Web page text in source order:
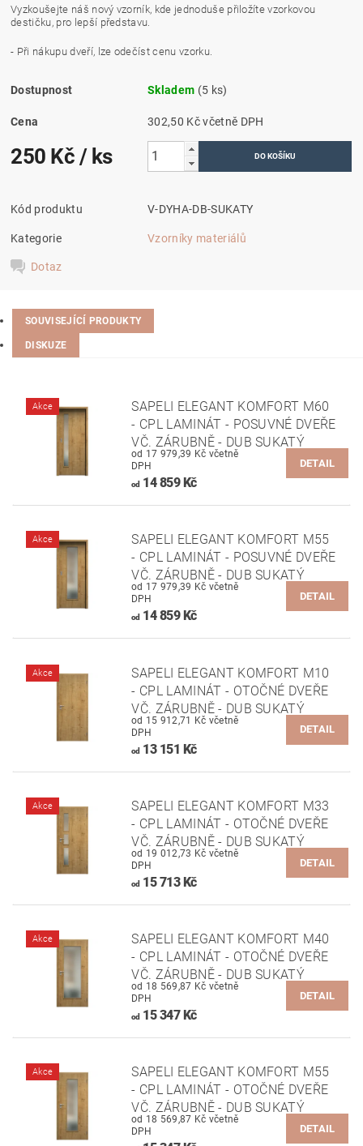
Vyzkoušejte náš nový vzorník, kde jednoduše přiložíte vzorkovou
destičku, pro lepší představu.
- Při nákupu dveří, lze odečíst cenu vzorku.
Dostupnost Skladem (5 ks)
Cena 302,50 Kč včetně DPH
250 Kč / ks
Kód produktu V-DYHA-DB-SUKATY
Kategorie Vzorníky materiálů
Dotaz
SOUVISEJÍCÍ PRODUKTY
DISKUZE
Akce
SAPELI ELEGANT KOMFORT M60
- CPL LAMINÁT - POSUVNÉ DVEŘE
VČ. ZÁRUBNĚ - DUB SUKATÝ
od 17 979,39 Kč včetně
DPH
od14 859 Kč
DETAIL
Akce
SAPELI ELEGANT KOMFORT M55
- CPL LAMINÁT - POSUVNÉ DVEŘE
VČ. ZÁRUBNĚ - DUB SUKATÝ
od 17 979,39 Kč včetně
DPH
od14 859 Kč
DETAIL
Akce
SAPELI ELEGANT KOMFORT M10
- CPL LAMINÁT - OTOČNÉ DVEŘE
VČ. ZÁRUBNĚ - DUB SUKATÝ
od 15 912,71 Kč včetně
DPH
od13 151 Kč
DETAIL
Akce
SAPELI ELEGANT KOMFORT M33
- CPL LAMINÁT - OTOČNÉ DVEŘE
VČ. ZÁRUBNĚ - DUB SUKATÝ
od 19 012,73 Kč včetně
DPH
od15 713 Kč
DETAIL
Akce
SAPELI ELEGANT KOMFORT M40
- CPL LAMINÁT - OTOČNÉ DVEŘE
VČ. ZÁRUBNĚ - DUB SUKATÝ
od 18 569,87 Kč včetně
DPH
od15 347 Kč
DETAIL
Akce
SAPELI ELEGANT KOMFORT M55
- CPL LAMINÁT - OTOČNÉ DVEŘE
VČ. ZÁRUBNĚ - DUB SUKATÝ
od 18 569,87 Kč včetně
DPH
DETAIL